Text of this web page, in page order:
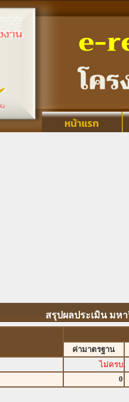
สรุปผลประเมิน มห
ค่ามาตรฐาน
ไม่ครบ
0